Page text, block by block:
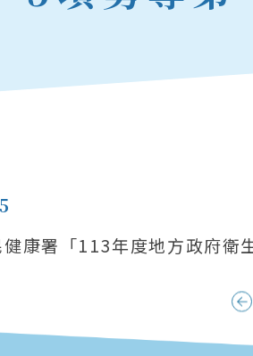
康署「113年度地方政府衛